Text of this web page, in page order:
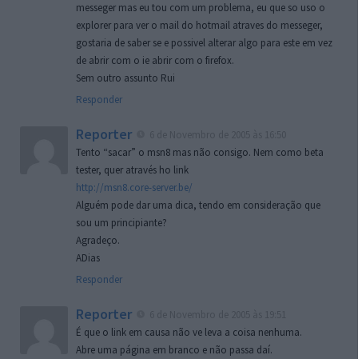
messeger mas eu tou com um problema, eu que so uso o
explorer para ver o mail do hotmail atraves do messeger,
gostaria de saber se e possivel alterar algo para este em vez
de abrir com o ie abrir com o firefox.
Sem outro assunto Rui
Responder
Reporter
Tento “sacar” o msn8 mas não consigo. Nem como beta
tester, quer através ho link
http://msn8.core-server.be/
Alguém pode dar uma dica, tendo em consideração que
sou um principiante?
Agradeço.
ADias
Responder
Reporter
É que o link em causa não ve leva a coisa nenhuma.
Abre uma página em branco e não passa daí.